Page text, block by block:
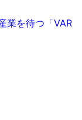
業を待つ「VAR